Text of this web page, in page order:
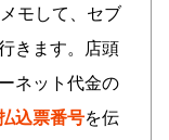
モして、セブ
きます。店頭
ネット代金の
込票番号を伝